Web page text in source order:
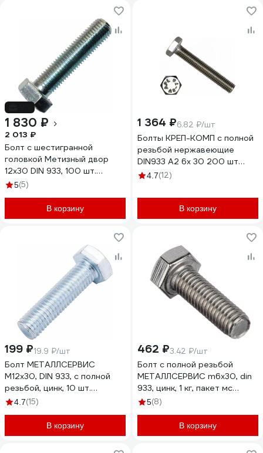
1 830 ₽
2 013 ₽
Болт с шестигранной
головкой Метизный двор
12x30 DIN 933, 100 шт.
4607159065308
5(5)
В корзину
1 364 ₽6.82 ₽/шт
Болты КРЕП-КОМП с полной
резьбой нержавеющие
DIN933 А2 6х 30 200 шт
бпн630
4.7(12)
В корзину
199 ₽19.9 ₽/шт
Болт МЕТАЛЛСЕРВИС
М12x30, DIN 933, с полной
резьбой, цинк, 10 шт.
1239327
4.7(15)
В корзину
462 ₽3.42 ₽/шт
Болт с полной резьбой
МЕТАЛЛСЕРВИС m6x30, din
933, цинк, 1 кг, пакет мс
1245595
5(8)
В корзину